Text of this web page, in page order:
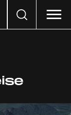
Search